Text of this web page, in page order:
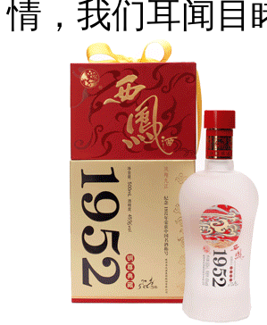
情，我们耳闻目